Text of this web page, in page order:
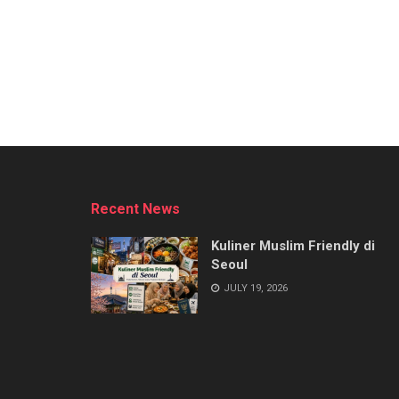
Recent News
Kuliner Muslim Friendly di
Seoul
JULY 19, 2026